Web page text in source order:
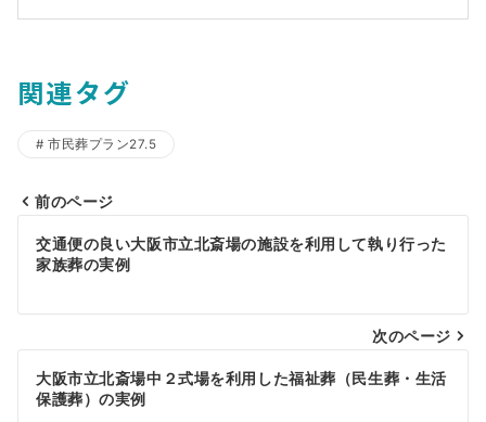
関連タグ
市民葬プラン27.5
投
稿
ナ
ビ
ゲ
前のページ
交通便の良い大阪市立北斎場の施設を利用して執り行った
家族葬の実例
次のページ
大阪市立北斎場中２式場を利用した福祉葬（民生葬・生活
保護葬）の実例